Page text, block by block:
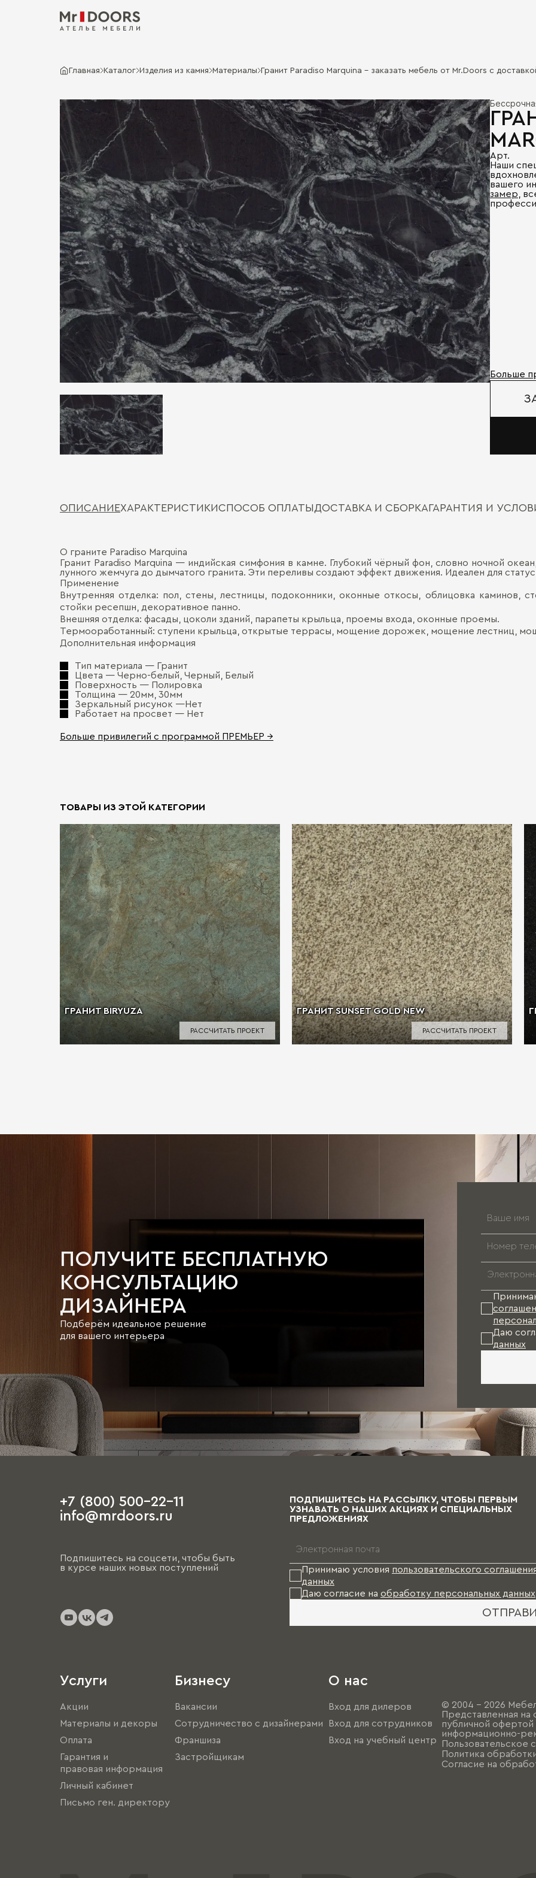
Главная Каталог Изделия из камня Материалы Гранит Paradiso Marquina - заказать мебель от Mr.Doors с
Арт.
Наши
вашего
замер ,
Больше
ОПИСАНИЕХАРАКТЕРИСТИКИСПОСОБ ОПЛАТЫДОСТАВКА И СБОРКАГАРАНТИЯ И
О граните Paradiso Marquina
Гранит Paradiso Marquina — индийская симфония в камне. Глубокий чёрный фон, словно ночной
лунного жемчуга до дымчатого гранита. Эти переливы создают эффект движения. Идеален для
Применение
Внутренняя отделка: пол, стены, лестницы, подоконники, оконные откосы, облицовка каминов,
стойки ресепшн, декоративное панно.
Внешняя отделка: фасады, цоколи зданий, парапеты крыльца, проемы входа, оконные проемы.
Термооработанный: ступени крыльца, открытые террасы, мощение дорожек, мощение лестниц,
Дополнительная информация
Тип материала — Гранит
Цвета — Черно-белый, Черный, Белый
Поверхность — Полировка
Толщина — 20мм, 30мм
Зеркальный рисунок —Нет
Работает на просвет — Нет
Больше привилегий с программой ПРЕМЬЕР →
ТОВАРЫ ИЗ ЭТОЙ КАТЕГОРИИ
ГРАНИТ BIRYUZA
РАССЧИТАТЬ ПРОЕКТ
ГРАНИТ SUNSET GOLD NEW
РАССЧИТАТЬ ПРОЕКТ
ПОЛУЧИТЕ БЕСПЛАТНУЮ
КОНСУЛЬТАЦИЮ
ДИЗАЙНЕРА
Подберём идеальное решение
для вашего интерьера
Даю
данных
+7 (800) 500-22-11
info@mrdoors.ru
Подпишитесь на соцсети, чтобы быть
в курсе наших новых поступлений
ПОДПИШИТЕСЬ НА РАССЫЛКУ, ЧТОБЫ ПЕРВЫМ
УЗНАВАТЬ О НАШИХ АКЦИЯХ И СПЕЦИАЛЬНЫХ
ПРЕДЛОЖЕНИЯХ
Принимаю условия пользовательского
данных
Даю согласие на обработку персональных данных
Услуги
Акции
Материалы и декоры
Оплата
Гарантия и
правовая информация
Личный кабинет
Письмо ген. директору
Бизнесу
Вакансии
Сотрудничество с дизайнерами
Франшиза
Застройщикам
О нас
Вход для дилеров
Вход для сотрудников
Вход на учебный центр
© 2004 - 2026
Представленная на
публичной офертой
информационно-
Пользовательское
Политика
Согласие на